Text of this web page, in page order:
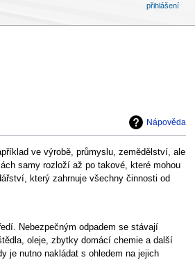
Nápověda
ve výrobě, průmyslu, zemědělství, ale
samy rozloží až po takové, které mohou
který zahrnuje všechny činnosti od
Nebezpečným odpadem se stávají
oleje, zbytky domácí chemie a další
je nutno nakládat s ohledem na jejich
přihlášení